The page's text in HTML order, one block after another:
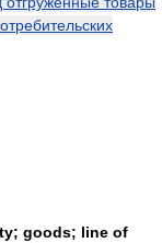
goods; line of